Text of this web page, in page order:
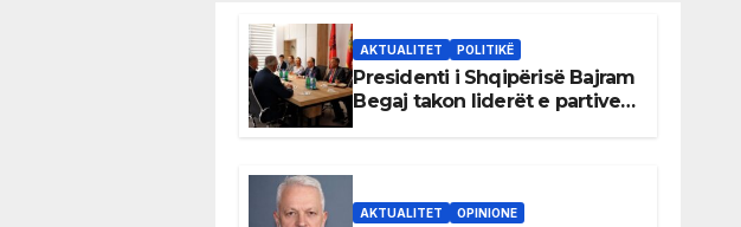
AKTUALITET POLITIKË
Presidenti i Shqipërisë Bajram
Begaj takon liderët e partive
AKTUALITET OPINIONE